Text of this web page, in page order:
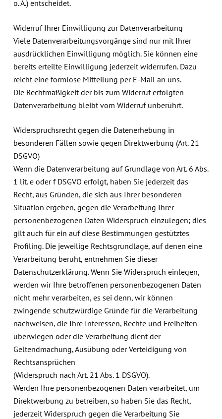
o. Ä.) entscheidet.
Widerruf Ihrer Einwilligung zur Datenverarbeitung
Viele Datenverarbeitungsvorgänge sind nur mit Ihrer
ausdrücklichen Einwilligung möglich. Sie können eine
bereits erteilte Einwilligung jederzeit widerrufen. Dazu
reicht eine formlose Mitteilung per E-Mail an uns.
Die Rechtmäßigkeit der bis zum Widerruf erfolgten
Datenverarbeitung bleibt vom Widerruf unberührt.
Widerspruchsrecht gegen die Datenerhebung in
besonderen Fällen sowie gegen Direktwerbung (Art. 21
DSGVO)
Wenn die Datenverarbeitung auf Grundlage von Art. 6 Abs.
1 lit. e oder f DSGVO erfolgt, haben Sie jederzeit das
Recht, aus Gründen, die sich aus Ihrer besonderen
Situation ergeben, gegen die Verarbeitung Ihrer
personenbezogenen Daten Widerspruch einzulegen; dies
gilt auch für ein auf diese Bestimmungen gestütztes
Profiling. Die jeweilige Rechtsgrundlage, auf denen eine
Verarbeitung beruht, entnehmen Sie dieser
Datenschutzerklärung. Wenn Sie Widerspruch einlegen,
werden wir Ihre betroffenen personenbezogenen Daten
nicht mehr verarbeiten, es sei denn, wir können
zwingende schutzwürdige Gründe für die Verarbeitung
nachweisen, die Ihre Interessen, Rechte und Freiheiten
überwiegen oder die Verarbeitung dient der
Geltendmachung, Ausübung oder Verteidigung von
Rechtsansprüchen
(Widerspruch nach Art. 21 Abs. 1 DSGVO).
Werden Ihre personenbezogenen Daten verarbeitet, um
Direktwerbung zu betreiben, so haben Sie das Recht,
jederzeit Widerspruch gegen die Verarbeitung Sie